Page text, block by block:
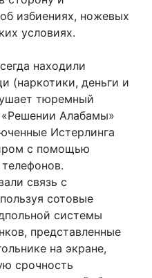
избиениях, ножевых
условиях.
находили
(наркотики, деньги и
тюремный
Алабамы»
Истерлинга
с помощью
связь с
сотовые
системы
представленные
на экране,
срочность